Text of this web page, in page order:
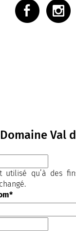
Val
utilisé qu’à des
*